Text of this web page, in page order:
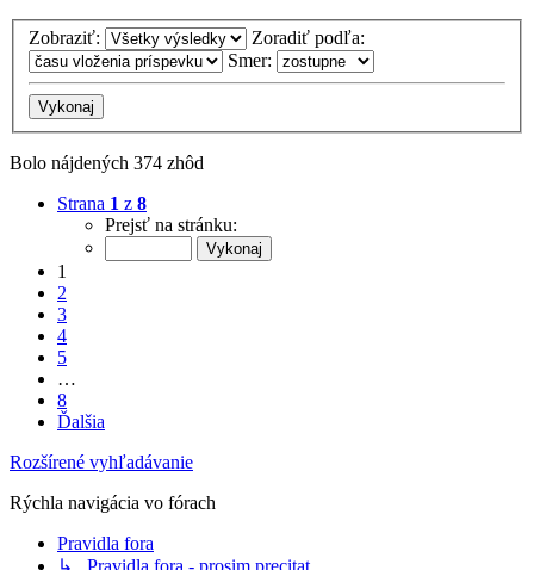
Zobraziť:
Zoradiť podľa:
Smer:
Bolo nájdených 374 zhôd
Strana 1 z 8
Prejsť na stránku:
1
2
3
4
5
…
8
Ďalšia
Rozšírené vyhľadávanie
Rýchla navigácia vo fórach
Pravidla fora